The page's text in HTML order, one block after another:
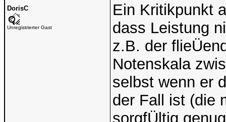
DorisC
Unregistrierter Gast
Ein Kritikpunkt
dass Leistung
z.B. der
Notenskala
selbst wenn er
der Fall ist (die
sorgfÜltig